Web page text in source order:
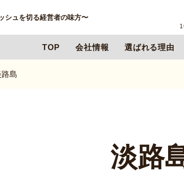
シュを切る経営者の味方〜
TOP 会社情報 選ばれる理由
島
淡路